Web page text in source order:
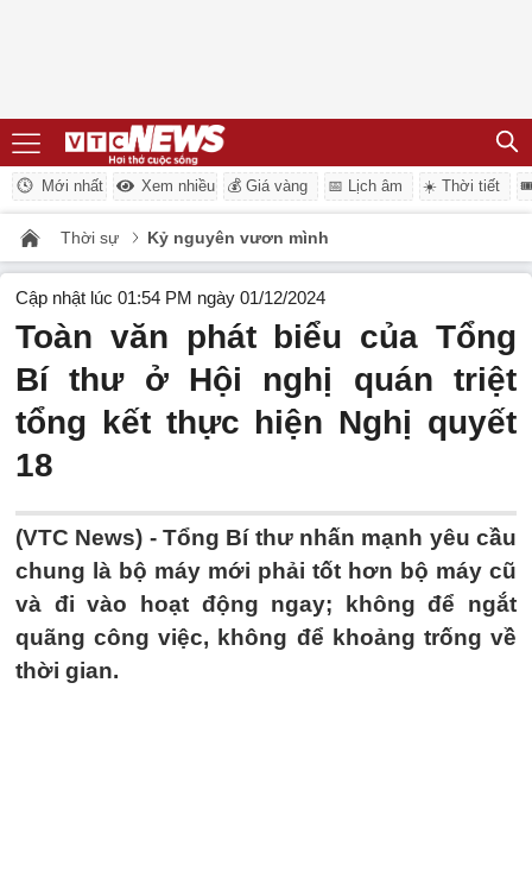
Mới nhất Xem nhiều 💰 Giá vàng 📅 Lịch âm ☀️ Thời tiết
Thời sự Kỷ nguyên vươn mình
Cập nhật lúc 01:54 PM ngày 01/12/2024
Toàn văn phát biểu của Tổng
Bí thư ở Hội nghị quán triệt
tổng kết thực hiện Nghị quyết
18
(VTC News) - Tổng Bí thư nhấn mạnh yêu cầu
chung là bộ máy mới phải tốt hơn bộ máy cũ
và đi vào hoạt động ngay; không để ngắt
quãng công việc, không để khoảng trống về
thời gian.